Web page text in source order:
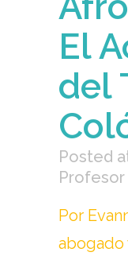
El
del
Posted
Profesor
Por
abogado